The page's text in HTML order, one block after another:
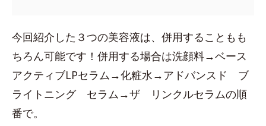
今回紹介した３つの美容液は、併用することもも
ちろん可能です！併用する場合は洗顔料→ベース
アクティブLPセラム→化粧水→アドバンスド ブ
ライトニング セラム→ザ リンクルセラムの順
番で。